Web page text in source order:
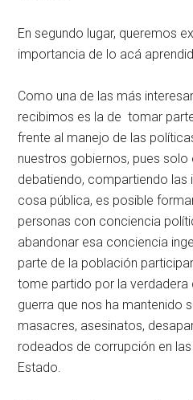
En segundo lugar, queremos
importancia de lo acá
Como una de las más
recibimos es la de tomar
frente al manejo de las
nuestros gobiernos, pues
debatiendo, compartiendo las
cosa pública, es posible
personas con conciencia
abandonar esa conciencia
parte de la población
tome partido por la verdadera
guerra que nos ha mantenido
masacres, asesinatos,
rodeados de corrupción en
Estado.